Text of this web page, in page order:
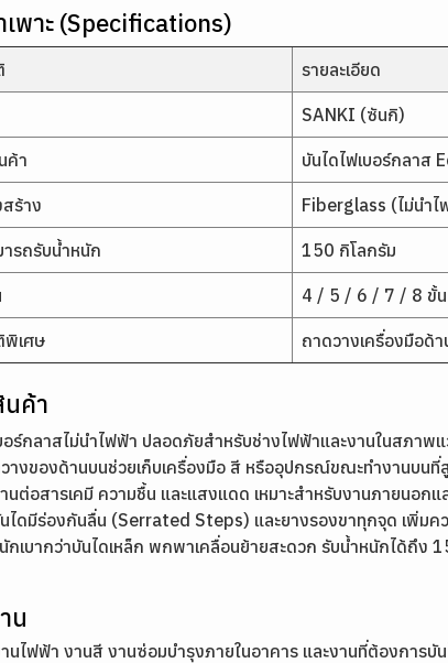
เพาะ (Specifications)
รายละเอียด
SANKI (ซันกิ)
ค้า บันไดไฟเบอร์กลาส
ร้าง Fiberglass (ไม่นำ
รถรับน้ำหนัก 150 กิโลกรัม
4 / 5 / 6 / 7 / 8 ขั้น
เศษ ถาดวางเครื่องมือด้
นค้า
อร์กลาสไม่นำไฟฟ้า ปลอดภัยสำหรับช่างไฟฟ้าและงานในสภาพ
างของด้านบนช่วยเก็บเครื่องมือ สี หรืออุปกรณ์ขณะทำงานบนที่
นต่อสารเคมี ความชื้น และแสงแดด เหมาะสำหรับงานภายนอกแ
ไดมีร่องกันลื่น (Serrated Steps) และยางรองขาทุกจุด เพิ่มค
กเบากว่าบันไดเหล็ก พกพาเคลื่อนย้ายสะดวก รับน้ำหนักได้ถึง
น
นไฟฟ้า งานสี งานซ่อมบำรุงภายในอาคาร และงานที่ต้องการบั